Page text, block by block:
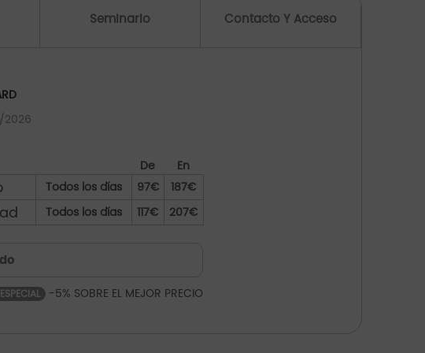
Seminario Contacto Y Acceso
2026
De En
Todos los días 97€ 187€
Todos los días 117€ 207€
-5% SOBRE EL MEJOR PRECIO